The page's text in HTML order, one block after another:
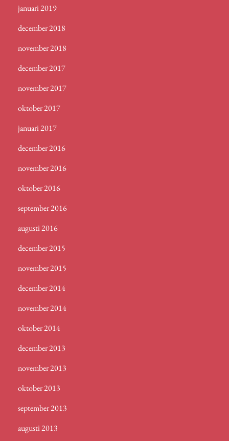
januari 2019
december 2018
november 2018
december 2017
november 2017
oktober 2017
januari 2017
december 2016
november 2016
oktober 2016
september 2016
augusti 2016
december 2015
november 2015
december 2014
november 2014
oktober 2014
december 2013
november 2013
oktober 2013
september 2013
augusti 2013